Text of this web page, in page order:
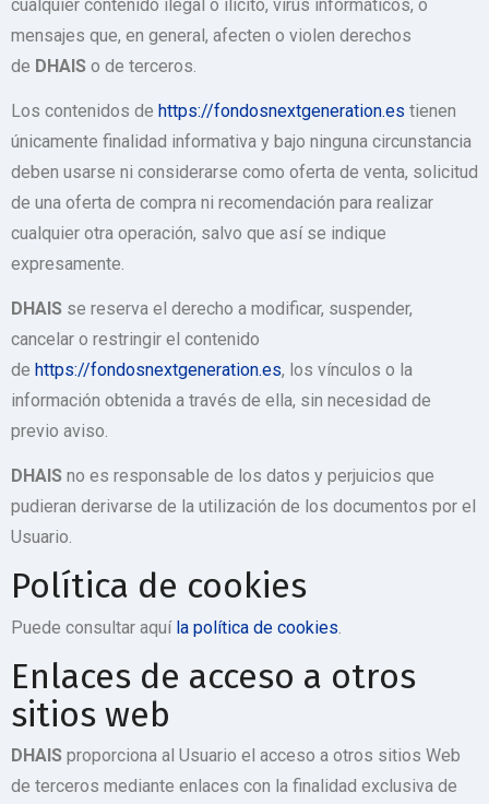
cualquier contenido ilegal o ilícito, virus informáticos, o
mensajes que, en general, afecten o violen derechos
de DHAIS o de terceros.
Los contenidos de https://fondosnextgeneration.es tienen
únicamente finalidad informativa y bajo ninguna circunstancia
deben usarse ni considerarse como oferta de venta, solicitud
de una oferta de compra ni recomendación para realizar
cualquier otra operación, salvo que así se indique
expresamente.
DHAIS se reserva el derecho a modificar, suspender,
cancelar o restringir el contenido
de https://fondosnextgeneration.es, los vínculos o la
información obtenida a través de ella, sin necesidad de
previo aviso.
DHAIS no es responsable de los datos y perjuicios que
pudieran derivarse de la utilización de los documentos por el
Usuario.
Política de cookies
Puede consultar aquí la política de cookies
Enlaces de acceso a otros
sitios web
DHAIS proporciona al Usuario el acceso a otros sitios Web
de terceros mediante enlaces con la finalidad exclusiva de